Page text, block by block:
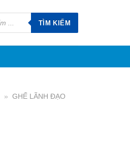
TÌM KIẾM
»
GHẾ LÃNH ĐẠO